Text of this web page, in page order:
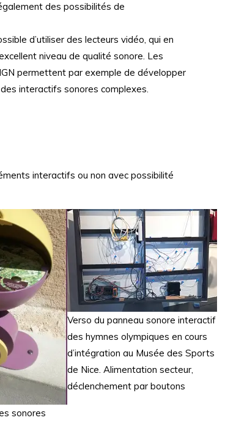
des possibilités de
d’utiliser des lecteurs vidéo, qui en
niveau de qualité sonore. Les
permettent par exemple de développer
interactifs sonores complexes.
interactifs ou non avec possibilité
sonores
Verso du panneau sonore interactif
des hymnes olympiques en cours
d’intégration au Musée des Sports
de Nice. Alimentation secteur,
déclenchement par boutons